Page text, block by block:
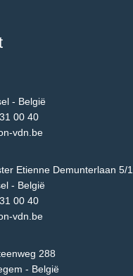
- België
00 40
vdn.be
Etienne Demunterlaan 5/
- België
00 40
vdn.be
288
- België